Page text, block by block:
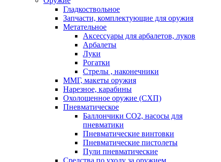
Гладкоствольное
Запчасти, комплектующие для оружия
Метательное
Аксессуары для арбалетов, луков
Арбалеты
Луки
Рогатки
Стрелы , наконечники
ММГ, макеты оружия
Нарезное, карабины
Охолощенное оружие (СХП)
Пневматическое
Баллончики СО2, насосы для
пневматики
Пневматические винтовки
Пневматические пистолеты
Пули пневматические
Средства по уходу за оружием